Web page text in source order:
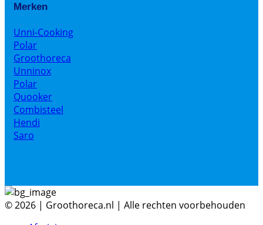
Merken
Unni-Cooking
Polar
Groothoreca
Unninox
Polar
Quooker
Combisteel
Hendi
Saro
© 2026 | Groothoreca.nl | Alle rechten voorbehouden